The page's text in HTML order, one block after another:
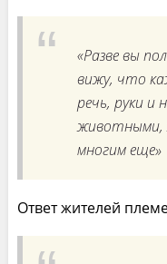
«Разве вы
вижу, что
речь, руки и
животными,
многим еще»
Ответ жителей